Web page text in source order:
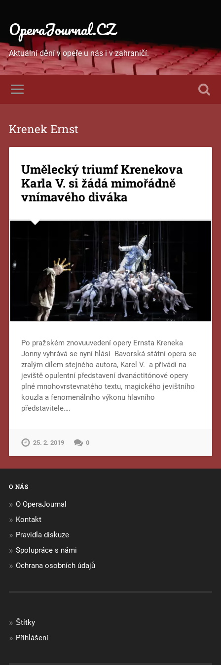
OperaJournal.CZ
Aktuální dění v opeře u nás i v zahraničí.
Krenek Ernst
Umělecký triumf Krenekova
Karla V. si žádá mimořádně
vnímavého diváka
Po pražském znovuuvedení opery Ernsta Kreneka
Jonny vyhrává se nyní hlásí Bavorská státní opera se
zralým dílem stejného autora, Karel V. a přivádí na
jeviště opulentní představení dvanáctitónové opery
plné mnohovrstevnatého textu, magického jevištního
kouzla a fenomenálního výkonu hlavního
představitele….
25. 2. 2019 0
O NÁS
O OperaJournal
Kontakt
Pravidla diskuze
Spolupráce s námi
Ochrana osobních údajů
Štítky
Přihlášení